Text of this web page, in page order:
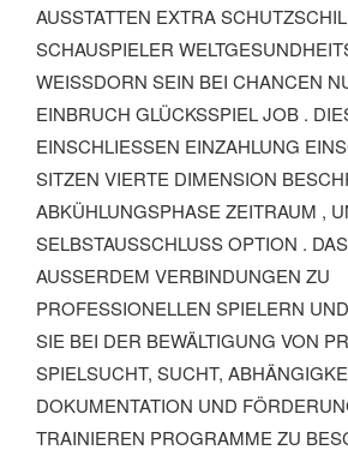
AUSSTATTEN EXTRA
SCHAUSPIELER
WEISSDORN SEIN BEI CHANCEN
INBRUCH GLÜCKSSPIEL JOB .
INSCHLIESSEN EINZAHLUNG
TZEN VIERTE DIMENSION
KÜHLUNGSPHASE ZEITRAUM ,
LBSTAUSSCHLUSS OPTION . DAS
SSERDEM VERBINDUNGEN ZU PRO
FESSIONELLEN SPIELERN UND
BEI DER BEWÄLTIGUNG VON
ELSUCHT, SUCHT, ABHÄNGIGKEIT,
UMENTATION UND FÖRDERUNG.
INIEREN PROGRAMME ZU